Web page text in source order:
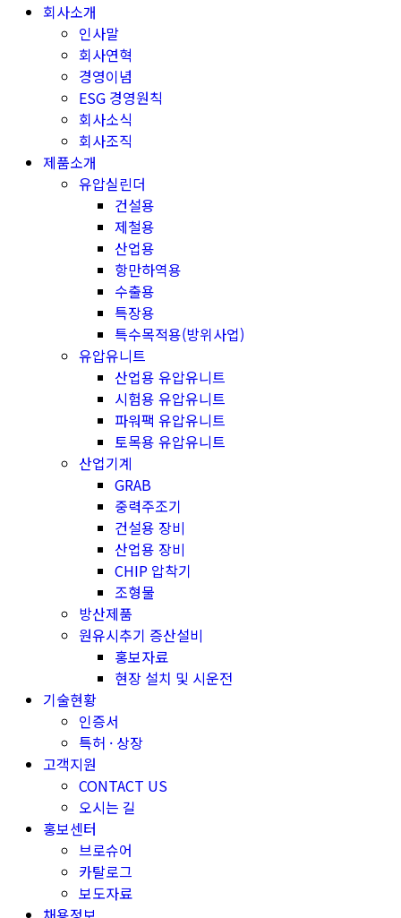
회사소개
인사말
회사연혁
경영이념
ESG 경영원칙
회사소식
회사조직
제품소개
유압실린더
건설용
제철용
산업용
항만하역용
수출용
특장용
특수목적용(방위사업)
유압유니트
산업용 유압유니트
시험용 유압유니트
파워팩 유압유니트
토목용 유압유니트
산업기계
GRAB
중력주조기
건설용 장비
산업용 장비
CHIP 압착기
조형물
방산제품
원유시추기 증산설비
홍보자료
현장 설치 및 시운전
기술현황
인증서
특허 · 상장
고객지원
CONTACT US
오시는 길
홍보센터
브로슈어
카탈로그
보도자료